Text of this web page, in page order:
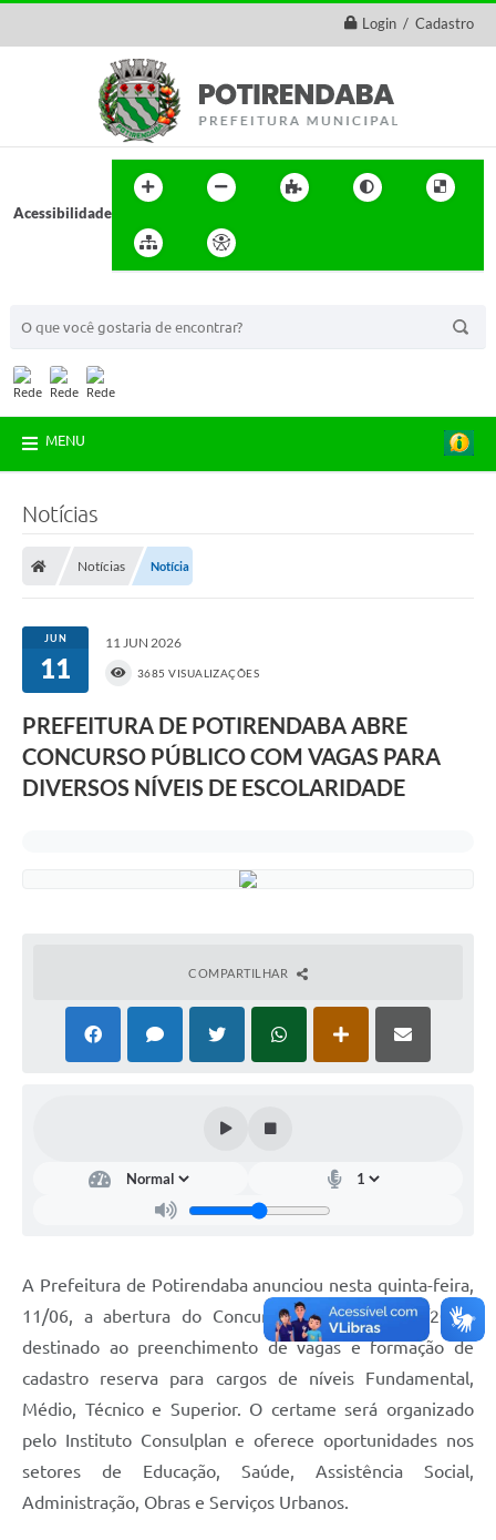
Login / Cadastro
Acessibilidade
MENU
Notícias
Notícias Notícia
JUN
11
11 JUN 2026
3685 VISUALIZAÇÕES
PREFEITURA DE POTIRENDABA ABRE
CONCURSO PÚBLICO COM VAGAS PARA
DIVERSOS NÍVEIS DE ESCOLARIDADE
COMPARTILHAR
A Prefeitura de Potirendaba anunciou nesta quinta-feira,
11/06, a abertura do Concurso Público nº 001/2026,
destinado ao preenchimento de vagas e formação de
cadastro reserva para cargos de níveis Fundamental,
Médio, Técnico e Superior. O certame será organizado
pelo Instituto Consulplan e oferece oportunidades nos
setores de Educação, Saúde, Assistência Social,
Administração, Obras e Serviços Urbanos.